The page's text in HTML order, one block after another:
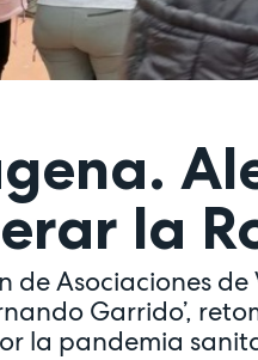
la
de Asociaciones
Garrido’,
la pandemia